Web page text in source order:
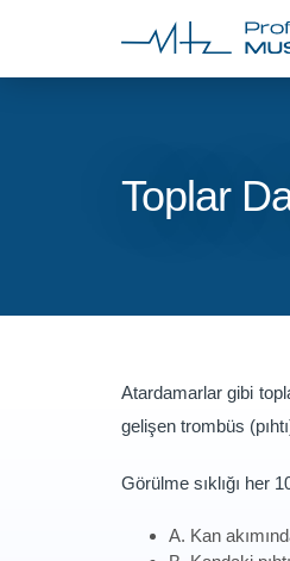
Toplar
Atardamarlar gibi
gelişen trombüs
Görülme sıklığı her
A. Kan